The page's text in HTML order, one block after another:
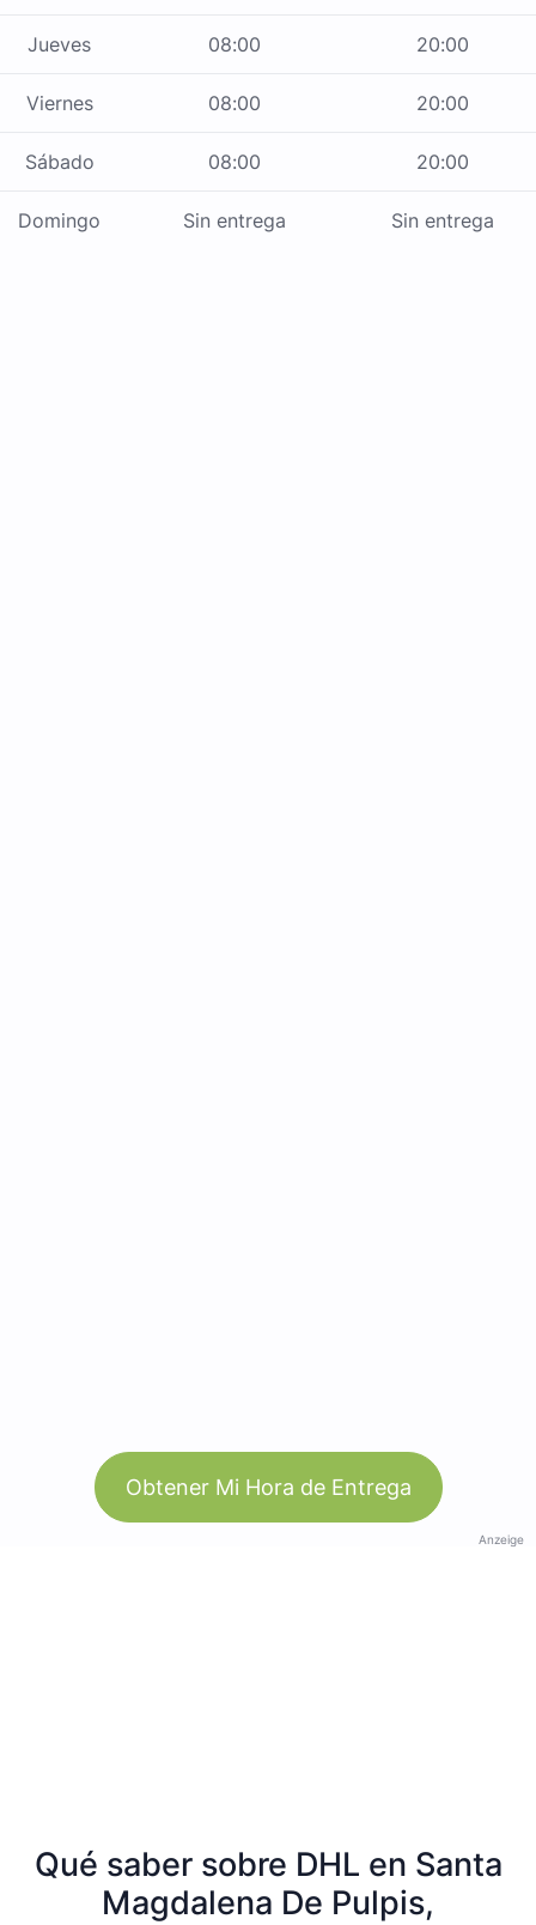
Jueves 08:00 20:00
Viernes 08:00 20:00
Sábado 08:00 20:00
Domingo Sin entrega Sin entrega
Obtener Mi Hora de Entrega
Anzeige
Qué saber sobre DHL en Santa
Magdalena De Pulpis,